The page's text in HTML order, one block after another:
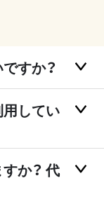
すか？
してい
か？ 代